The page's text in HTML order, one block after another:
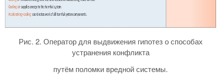
Рис. 2. Оператор для выдвижения гипотез о способах
устранения конфликта
путём поломки вредной системы.